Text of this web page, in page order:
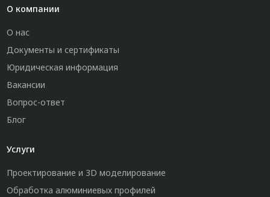
О компании
О нас
Документы и сертификаты
Юридическая информация
Вакансии
Вопрос-ответ
Блог
Услуги
Проектирование и 3D моделирование
Обработка алюминиевых профилей